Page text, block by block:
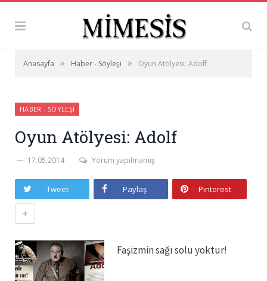
Anasayfa » Haber - Söyleşi » Oyun Atölyesi: Adolf
HABER - SÖYLEŞI
Oyun Atölyesi: Adolf
17.05.2014 Yorum yapılmamış
Tweet Paylaş Pinterest
+
Faşizmin sağı solu yoktur!